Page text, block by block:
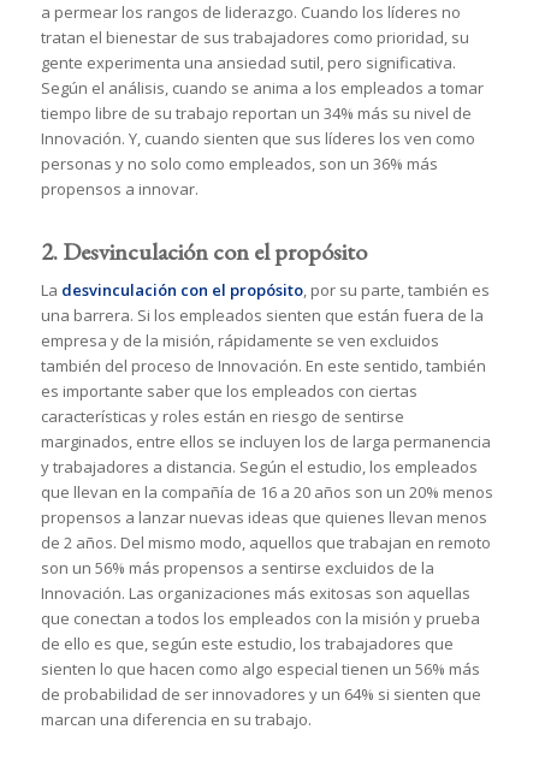
a permear los rangos de liderazgo. Cuando los líderes no
tratan el bienestar de sus trabajadores como prioridad, su
gente experimenta una ansiedad sutil, pero significativa.
Según el análisis, cuando se anima a los empleados a tomar
tiempo libre de su trabajo reportan un 34% más su nivel de
Innovación. Y, cuando sienten que sus líderes los ven como
personas y no solo como empleados, son un 36% más
propensos a innovar.
2. Desvinculación con el propósito
La desvinculación con el propósito, por su parte, también es
una barrera. Si los empleados sienten que están fuera de la
empresa y de la misión, rápidamente se ven excluidos
también del proceso de Innovación. En este sentido, también
es importante saber que los empleados con ciertas
características y roles están en riesgo de sentirse
marginados, entre ellos se incluyen los de larga permanencia
y trabajadores a distancia. Según el estudio, los empleados
que llevan en la compañía de 16 a 20 años son un 20% menos
propensos a lanzar nuevas ideas que quienes llevan menos
de 2 años. Del mismo modo, aquellos que trabajan en remoto
son un 56% más propensos a sentirse excluidos de la
Innovación. Las organizaciones más exitosas son aquellas
que conectan a todos los empleados con la misión y prueba
de ello es que, según este estudio, los trabajadores que
sienten lo que hacen como algo especial tienen un 56% más
de probabilidad de ser innovadores y un 64% si sienten que
marcan una diferencia en su trabajo.